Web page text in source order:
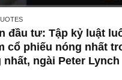
QUOTES
đầu tư: Tập kỷ